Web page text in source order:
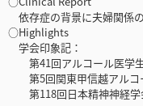
依存症の背景に夫婦関係
○Highlights
学会印象記：
第41回アルコール医学
第5回関東甲信越アルコ
第118回日本精神神経学